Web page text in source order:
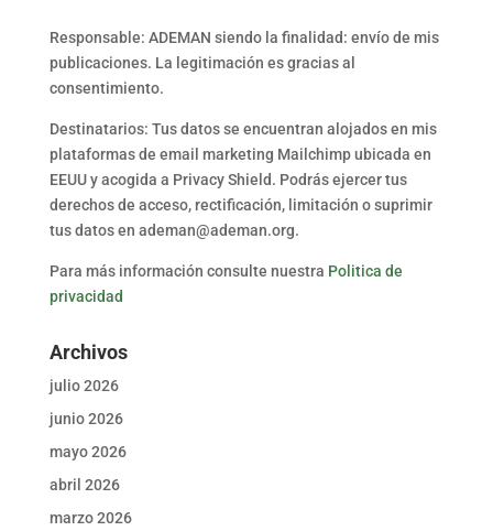
Responsable: ADEMAN siendo la finalidad: envío de mis
publicaciones. La legitimación es gracias al
consentimiento.
Destinatarios: Tus datos se encuentran alojados en mis
plataformas de email marketing Mailchimp ubicada en
EEUU y acogida a Privacy Shield. Podrás ejercer tus
derechos de acceso, rectificación, limitación o suprimir
tus datos en ademan@ademan.org.
Para más información consulte nuestra Politica de
privacidad
Archivos
julio 2026
junio 2026
mayo 2026
abril 2026
marzo 2026